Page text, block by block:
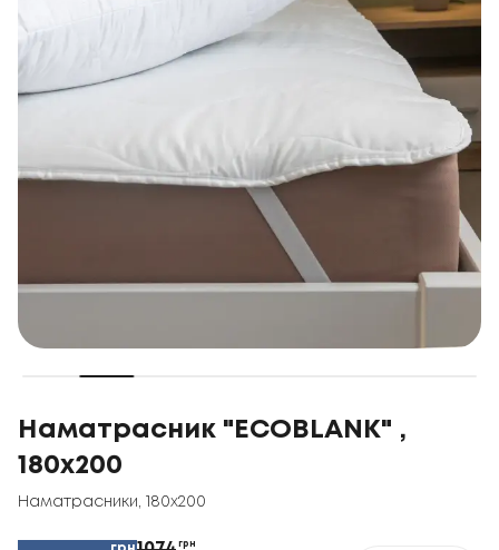
Наматрасник "ECOBLANK" ,
180x200
Наматрасники 180x200
грн